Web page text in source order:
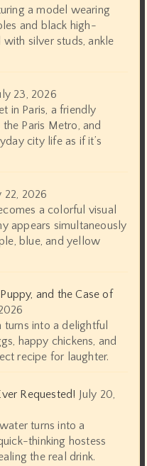
a model wearing
and black high-
silver studs, ankle
23, 2026
in Paris, a friendly
Paris Metro, and
city life as if it’s
22, 2026
a colorful visual
appears simultaneously
blue, and yellow
and the Case of
into a delightful
happy chickens, and
recipe for laughter.
Requested! July 20,
turns into a
thinking hostess
the real drink.